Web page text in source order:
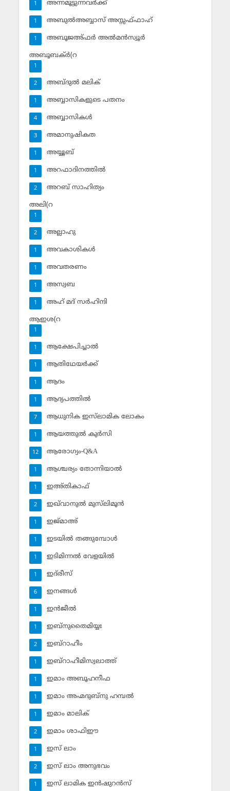
അന്നമൂട്ടുന്നവര്‍ക്ക്
1
അബുല്‍അബ്ബാസ് അസ്സഫ്ഫാഹ്‌
1
അബൂജഅ്ഫര്‍ അല്‍മന്‍സ്വൂര്‍
1
അബൂബക്ര്‍(റ
1
അബ്ദുല്‍ മലിക്‌
2
അബ്ബാസികളുടെ പതനം
1
അബ്ബാസികള്‍
4
അമാനുഷികത
3
അയ്യൂബ്‌
1
അറഫാദിനത്തില്‍
1
അറബ് സാഹിത്യം
2
അലി(റ
1
അല്ലാഹു
2
അവകാശികള്‍
1
അവതരണം
1
അസ്വബ
1
അഹ് മദ് സര്‍ഹിന്ദി
1
ആഇശ(റ
1
ആക്ഷേപിച്ചാല്‍
1
ആതിഥേയര്‍ക്ക്
1
ആദം
1
ആദ്യപത്തില്‍
1
ആധുനിക ഇസ്‌ലാമിക ലോകം
7
ആയത്തുല്‍ കുര്‍സി
1
ആരോഗ്യം-Q&A
12
ആശ്ചര്യം തോന്നിയാല്‍
1
ഇഅ്തികാഫ്‌
1
ഇഖ്‌വാനുല്‍ മുസ്‌ലിമൂന്‍
2
ഇജ്മാഅ്
1
ഇടയില്‍ തങ്ങുമ്പോള്‍
1
ഇടിമിന്നല്‍ വേളയില്‍
1
ഇദ്‌രീസ്‌
1
ഇനങ്ങള്‍
6
ഇന്‍ജീല്‍
1
ഇബ്‌നുതൈമിയ്യഃ
1
ഇബ്‌റാഹീം
2
ഇബ്‌റാഹീമിസ്വലാത്ത്
1
ഇമാം അബൂഹനീഫ
1
ഇമാം അഹ്മദുബ്‌നു ഹമ്പല്‍
1
ഇമാം മാലിക്
1
ഇമാം ശാഫിഈ
2
ഇസ് ലാം
1
ഇസ് ലാം അനുഭവം
2
ഇസ് ലാമിക ഇന്‍ഷുറന്‍സ്‌
1